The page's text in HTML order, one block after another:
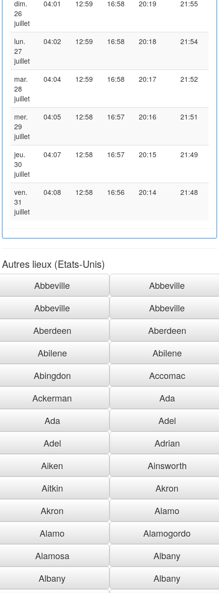
dim.
26
juillet
04:01 12:59 16:58 20:19 21:55
lun.
27
juillet
04:02 12:59 16:58 20:18 21:54
mar.
28
juillet
04:04 12:59 16:58 20:17 21:52
mer.
29
juillet
04:05 12:58 16:57 20:16 21:51
jeu.
30
juillet
04:07 12:58 16:57 20:15 21:49
ven.
31
juillet
04:08 12:58 16:56 20:14 21:48
Autres lieux (Etats-Unis)
Abbeville
Abbeville
Abbeville
Abbeville
Aberdeen
Aberdeen
Abilene
Abilene
Abingdon
Accomac
Ackerman
Ada
Ada
Adel
Adel
Adrian
Aiken
Ainsworth
Aitkin
Akron
Akron
Alamo
Alamo
Alamogordo
Alamosa
Albany
Albany
Albany